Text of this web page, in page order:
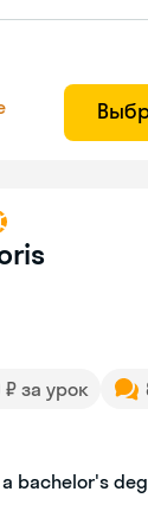
₽ за урок
bachelor's